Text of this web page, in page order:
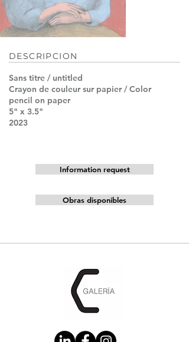
DESCRIPCION
Sans titre / untitled
Crayon de couleur sur papier / Color
pencil on paper
5" x 3.5"
2023
Information request
Obras disponibles